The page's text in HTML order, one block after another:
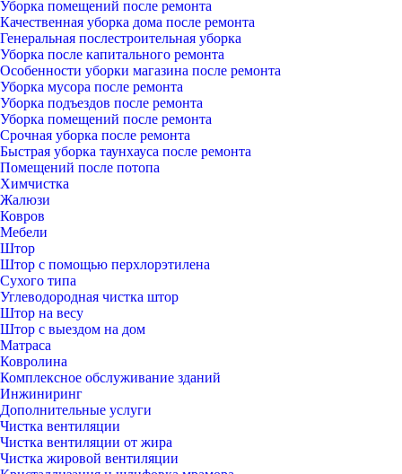
Уборка помещений после ремонта
Качественная уборка дома после ремонта
Генеральная послестроительная уборка
Уборка после капитального ремонта
Особенности уборки магазина после ремонта
Уборка мусора после ремонта
Уборка подъездов после ремонта
Уборка помещений после ремонта
Срочная уборка после ремонта
Быстрая уборка таунхауса после ремонта
Помещений после потопа
Химчистка
Жалюзи
Ковров
Мебели
Штор
Штор с помощью перхлорэтилена
Сухого типа
Углеводородная чистка штор
Штор на весу
Штор с выездом на дом
Матраса
Ковролина
Комплексное обслуживание зданий
Инжиниринг
Дополнительные услуги
Чистка вентиляции
Чистка вентиляции от жира
Чистка жировой вентиляции